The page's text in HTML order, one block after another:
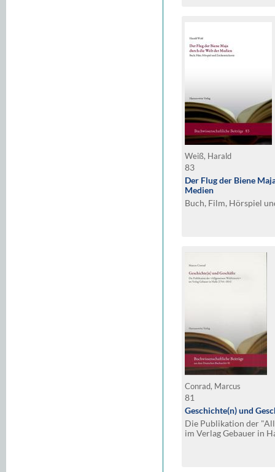
Weiß, Harald
83
Der Flug der Biene
Medien
Buch, Film, Hörspiel
Conrad, Marcus
81
Geschichte(n) und
Die Publikation der
im Verlag Gebauer in